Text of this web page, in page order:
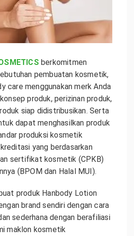
berkomitmen
pembuatan kosmetik,
care menggunakan merk Anda
produk, perizinan produk,
siap didistribusikan. Serta
dapat menghasilkan produk
produksi kosmetik
yang berdasarkan
sertifikat kosmetik (CPKB)
(BPOM dan Halal MUI).
produk Hanbody Lotion
brand sendiri dengan cara
sederhana dengan berafiliasi
maklon kosmetik